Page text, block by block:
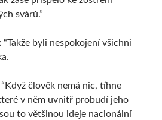
svárů.”
“Takže byli nespokojení všichni
člověk nemá nic, tíhne
v něm uvnitř probudí jeho
to většinou ideje nacionální